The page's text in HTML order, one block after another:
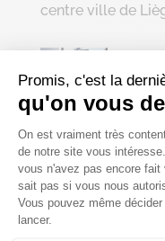
Promis, c'est la
qu'on vous
Plateforme
On est vraiment très
de notre site vous
vous n'avez pas encore
sait pas si vous nous
Vous pouvez même
lancer.
centre ville de